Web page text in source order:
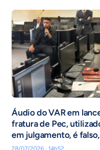
Áudio do VAR em
fratura de Pec,
em julgamento, é
28/07/2026 · 14h52